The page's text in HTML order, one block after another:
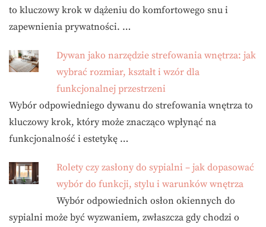
to kluczowy krok w dążeniu do komfortowego snu i
zapewnienia prywatności. …
Dywan jako narzędzie strefowania wnętrza: jak
wybrać rozmiar, kształt i wzór dla
funkcjonalnej przestrzeni
Wybór odpowiedniego dywanu do strefowania wnętrza to
kluczowy krok, który może znacząco wpłynąć na
funkcjonalność i estetykę …
Rolety czy zasłony do sypialni – jak dopasować
wybór do funkcji, stylu i warunków wnętrza
Wybór odpowiednich osłon okiennych do
sypialni może być wyzwaniem, zwłaszcza gdy chodzi o